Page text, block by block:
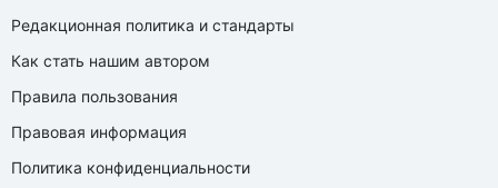
Редакционная политика и стандарты
Как стать нашим автором
Правила пользования
Правовая информация
Политика конфиденциальности